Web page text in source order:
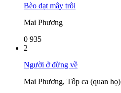
Bèo dạt mây trôi
Mai Phương
0 935
2
Người ở đừng về
Mai Phương, Tốp ca (quan họ)